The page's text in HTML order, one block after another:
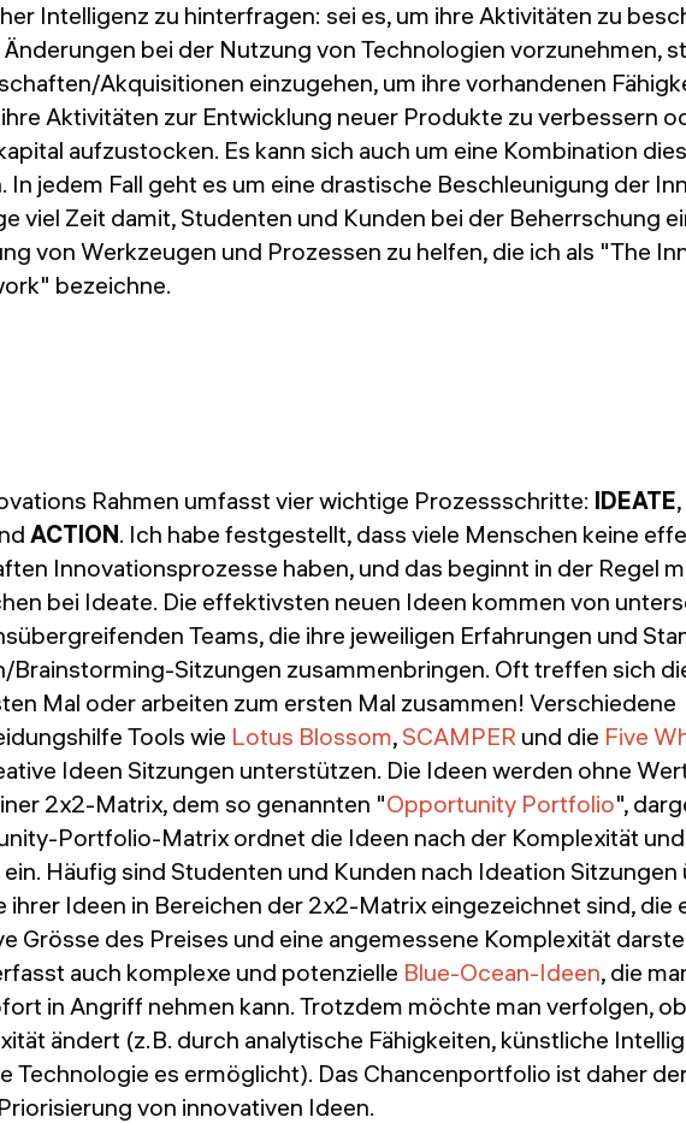
Intelligenz zu hinterfragen: sei es, um ihre Aktivitäten zu
Änderungen bei der Nutzung von Technologien vorzunehmen,
Akquisitionen einzugehen, um ihre vorhandenen
Aktivitäten zur Entwicklung neuer Produkte zu verbessern
aufzustocken. Es kann sich auch um eine Kombination
In jedem Fall geht es um eine drastische Beschleunigung der
viel Zeit damit, Studenten und Kunden bei der Beherrschung
von Werkzeugen und Prozessen zu helfen, die ich als "The
bezeichne.
Rahmen umfasst vier wichtige Prozessschritte: IDEATE,
ACTION. Ich habe festgestellt, dass viele Menschen keine
Innovationsprozesse haben, und das beginnt in der Regel
bei Ideate. Die effektivsten neuen Ideen kommen von
Teams, die ihre jeweiligen Erfahrungen und
Brainstorming-Sitzungen zusammenbringen. Oft treffen sich
Mal oder arbeiten zum ersten Mal zusammen! Verschiedene
Tools wie Lotus Blossom, SCAMPER und die Five
Ideen Sitzungen unterstützen. Die Ideen werden ohne
2x2-Matrix, dem so genannten "Opportunity Portfolio",
Portfolio-Matrix ordnet die Ideen nach der Komplexität
ein. Häufig sind Studenten und Kunden nach Ideation
ihrer Ideen in Bereichen der 2x2-Matrix eingezeichnet sind, die
Grösse des Preises und eine angemessene Komplexität
auch komplexe und potenzielle Blue-Ocean-Ideen, die
in Angriff nehmen kann. Trotzdem möchte man verfolgen,
ändert (z.B. durch analytische Fähigkeiten, künstliche
Technologie es ermöglicht). Das Chancenportfolio ist daher
von innovativen Ideen.